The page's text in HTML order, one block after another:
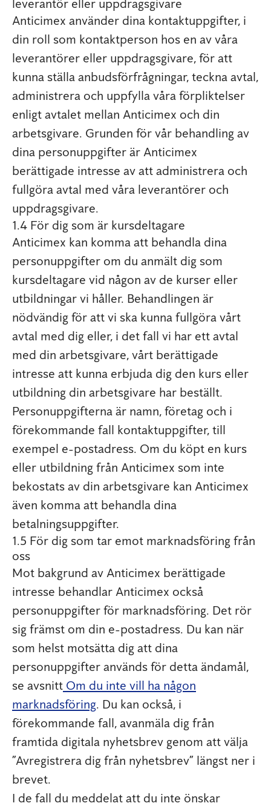
leverantör eller uppdragsgivare
Anticimex använder dina kontaktuppgifter, i
din roll som kontaktperson hos en av våra
leverantörer eller uppdragsgivare, för att
kunna ställa anbudsförfrågningar, teckna avtal,
administrera och uppfylla våra förpliktelser
enligt avtalet mellan Anticimex och din
arbetsgivare. Grunden för vår behandling av
dina personuppgifter är Anticimex
berättigade intresse av att administrera och
fullgöra avtal med våra leverantörer och
uppdragsgivare.
1.4 För dig som är kursdeltagare
Anticimex kan komma att behandla dina
personuppgifter om du anmält dig som
kursdeltagare vid någon av de kurser eller
utbildningar vi håller. Behandlingen är
nödvändig för att vi ska kunna fullgöra vårt
avtal med dig eller, i det fall vi har ett avtal
med din arbetsgivare, vårt berättigade
intresse att kunna erbjuda dig den kurs eller
utbildning din arbetsgivare har beställt.
Personuppgifterna är namn, företag och i
förekommande fall kontaktuppgifter, till
exempel e-postadress. Om du köpt en kurs
eller utbildning från Anticimex som inte
bekostats av din arbetsgivare kan Anticimex
även komma att behandla dina
betalningsuppgifter.
1.5 För dig som tar emot marknadsföring från
oss
Mot bakgrund av Anticimex berättigade
intresse behandlar Anticimex också
personuppgifter för marknadsföring. Det rör
sig främst om din e-postadress. Du kan när
som helst motsätta dig att dina
personuppgifter används för detta ändamål,
se avsnitt Om du inte vill ha någon
marknadsföring. Du kan också, i
förekommande fall, avanmäla dig från
framtida digitala nyhetsbrev genom att välja
”Avregistrera dig från nyhetsbrev” längst ner i
brevet.
I de fall du meddelat att du inte önskar